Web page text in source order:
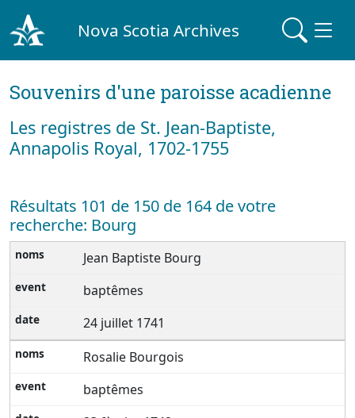
Nova Scotia Archives
Souvenirs d'une paroisse acadienne
Les registres de St. Jean-Baptiste,
Annapolis Royal, 1702-1755
Résultats 101 de 150 de 164 de votre
recherche: Bourg
Jean Baptiste Bourg
baptêmes
24 juillet 1741
Rosalie Bourgois
baptêmes